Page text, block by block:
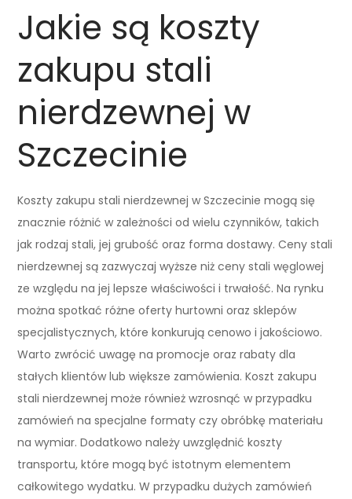
Jakie są koszty
zakupu stali
nierdzewnej w
Szczecinie
Koszty zakupu stali nierdzewnej w Szczecinie mogą się
znacznie różnić w zależności od wielu czynników, takich
jak rodzaj stali, jej grubość oraz forma dostawy. Ceny stali
nierdzewnej są zazwyczaj wyższe niż ceny stali węglowej
ze względu na jej lepsze właściwości i trwałość. Na rynku
można spotkać różne oferty hurtowni oraz sklepów
specjalistycznych, które konkurują cenowo i jakościowo.
Warto zwrócić uwagę na promocje oraz rabaty dla
stałych klientów lub większe zamówienia. Koszt zakupu
stali nierdzewnej może również wzrosnąć w przypadku
zamówień na specjalne formaty czy obróbkę materiału
na wymiar. Dodatkowo należy uwzględnić koszty
transportu, które mogą być istotnym elementem
całkowitego wydatku. W przypadku dużych zamówień